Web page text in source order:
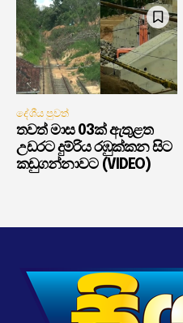
දේශීය පුවත්
තවත් මාස 03ක් ඇතුළත
උඩරට දුම්රිය රඹුක්කන සිට
කඩුගන්නාවට (VIDEO)